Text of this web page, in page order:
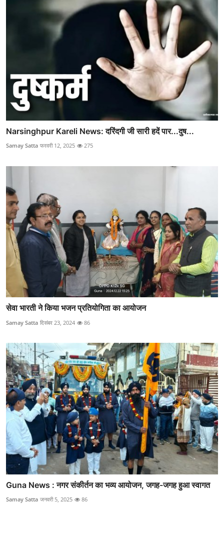
Narsinghpur Kareli News: दरिंदगी जी सारी हदें पार...दुष...
Samay Satta फरवरी 12, 2025 275
सेवा भारती ने किया भजन प्रतियोगिता का आयोजन
Samay Satta दिसंबर 23, 2024 86
Guna News : नगर संकीर्तन का भव्य आयोजन, जगह-जगह हुआ स्वागत
Samay Satta जनवरी 5, 2025 86